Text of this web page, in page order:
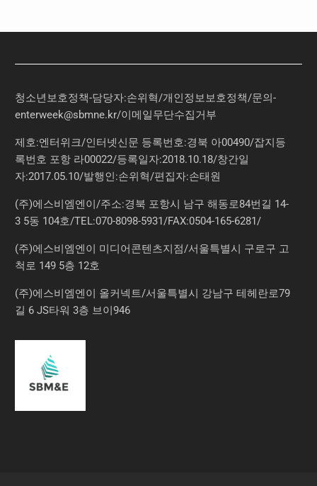
청소년보호정책-담당자:손위혁/개인정보보호정책/문의-
enterweek@sbmne.kr/이메일무단수집거부
제호:엔터위크/인터넷신문 등록번호:경북 아00490/잡지등
록번호 포항 라00022/등록일자:2018.10.18/창간일
자:2017.05.10/발행인:손위혁/편집자:손태원
(주)에스비엠엔이/주소:경북 포항시 남구 해동로84번길 14-
3 5동 104호/TEL:070-8098-5931/FAX:0504-165-6281/
(주)에스비엠엔이 미디어콘텐츠지점/서울특별시 구로구 고
척로 149 5층 12호
(주)에스비엠엔이 올커넥트/서울특별시 강남구 테헤란로79
길 6 JS타워 3층 브이946